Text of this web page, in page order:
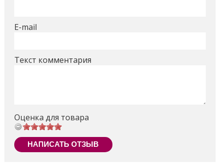
Поделиться
E-mail
Текст комментария
Оценка для товара
НАПИСАТЬ ОТЗЫВ